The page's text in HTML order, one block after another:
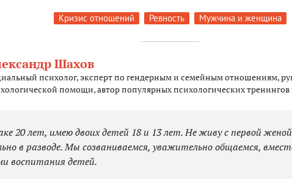
Кризис отношений Ревность Мужчина и женщина
Шахов
психолог, эксперт по гендерным и семейным отношениям,
помощи, автор популярных психологических
20 лет, имею двоих детей 18 и 13 лет. Не живу с первой
в разводе. Мы созваниваемся, уважительно общаемся,
воспитания детей.